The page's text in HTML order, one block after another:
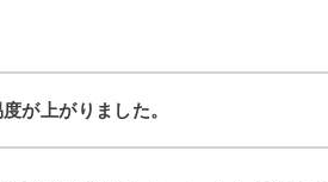
が上がりました。